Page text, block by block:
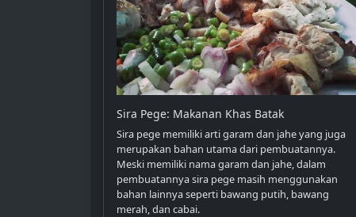
Sira Pege: Makanan Khas Batak
Sira pege memiliki arti garam dan jahe yang juga
merupakan bahan utama dari pembuatannya.
Meski memiliki nama garam dan jahe, dalam
pembuatannya sira pege masih menggunakan
bahan lainnya seperti bawang putih, bawang
merah, dan cabai.